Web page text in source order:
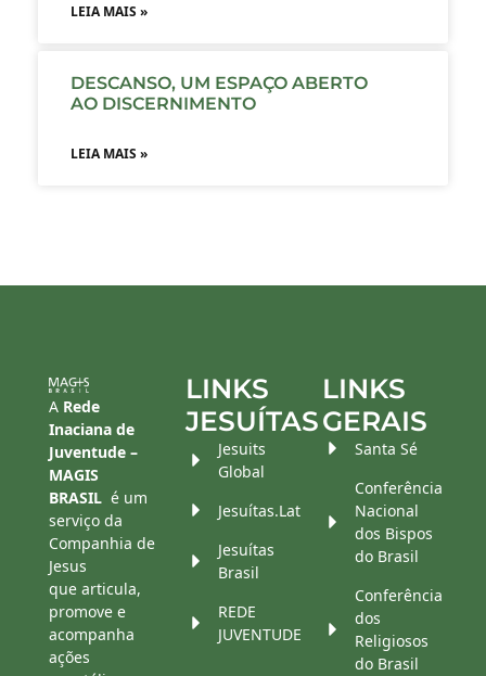
LEIA MAIS »
DESCANSO, UM ESPAÇO ABERTO
AO DISCERNIMENTO
LEIA MAIS »
A Rede
Inaciana de
Juventude –
MAGIS
BRASIL é um
serviço da
Companhia de
Jesus
que articula,
promove e
acompanha
ações
LINKS
JESUÍTAS
Jesuits
Global
Jesuítas.Lat
Jesuítas
Brasil
REDE
JUVENTUDE
LINKS
GERAIS
Santa Sé
Conferência
Nacional
dos Bispos
do Brasil
Conferência
dos
Religiosos
do Brasil